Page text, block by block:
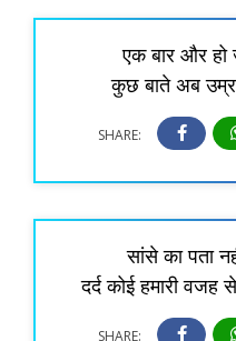
एक बार और हो
कुछ बाते अब उम्र
SHARE:
सांसे का पता
दर्द कोई हमारी वजह
SHARE: